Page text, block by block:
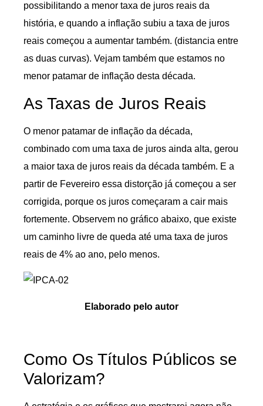
possibilitando a menor taxa de juros reais da
história, e quando a inflação subiu a taxa de juros
reais começou a aumentar também. (distancia entre
as duas curvas). Vejam também que estamos no
menor patamar de inflação desta década.
As Taxas de Juros Reais
O menor patamar de inflação da década,
combinado com uma taxa de juros ainda alta, gerou
a maior taxa de juros reais da década também. E a
partir de Fevereiro essa distorção já começou a ser
corrigida, porque os juros começaram a cair mais
fortemente. Observem no gráfico abaixo, que existe
um caminho livre de queda até uma taxa de juros
reais de 4% ao ano, pelo menos.
Elaborado pelo autor
Como Os Títulos Públicos se
Valorizam?